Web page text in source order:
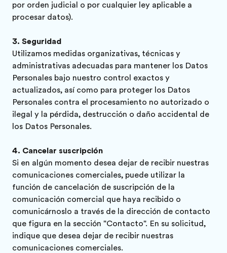
por orden judicial o por cualquier ley aplicable a
procesar datos).
Seguridad
Utilizamos medidas organizativas, técnicas y
administrativas adecuadas para mantener los Datos
Personales bajo nuestro control exactos y
actualizados, así como para proteger los Datos
Personales contra el procesamiento no autorizado o
ilegal y la pérdida, destrucción o daño accidental de
los Datos Personales.
Cancelar suscripción
Si en algún momento desea dejar de recibir nuestras
comunicaciones comerciales, puede utilizar la
función de cancelación de suscripción de la
comunicación comercial que haya recibido o
comunicárnoslo a través de la dirección de contacto
que figura en la sección "Contacto". En su solicitud,
indique que desea dejar de recibir nuestras
comunicaciones comerciales.